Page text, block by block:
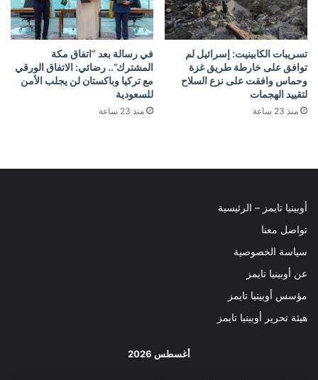
تسريبات الكابينيت: إسرائيل لم
توافق على خارطة طريق غزة
وحماس وافقت على نزع السلاح
لتقييد الهجمات
منذ 23 ساعة
في رسالة بعد “اتفاق مكة
المشترك”.. رضائي: الاتفاق الورقي
مع تركيا وباكستان لن يجلب الأمن
للسعودية
منذ 23 ساعة
أوبينيا تايمز – الرئيسية
تواصل معنا
سياسة الخصوصية
عن أوبينيا تايمز
مؤسس أوبينيا تايمز
هيئة تحرير أوبينيا تايمز
أغسطس 2026